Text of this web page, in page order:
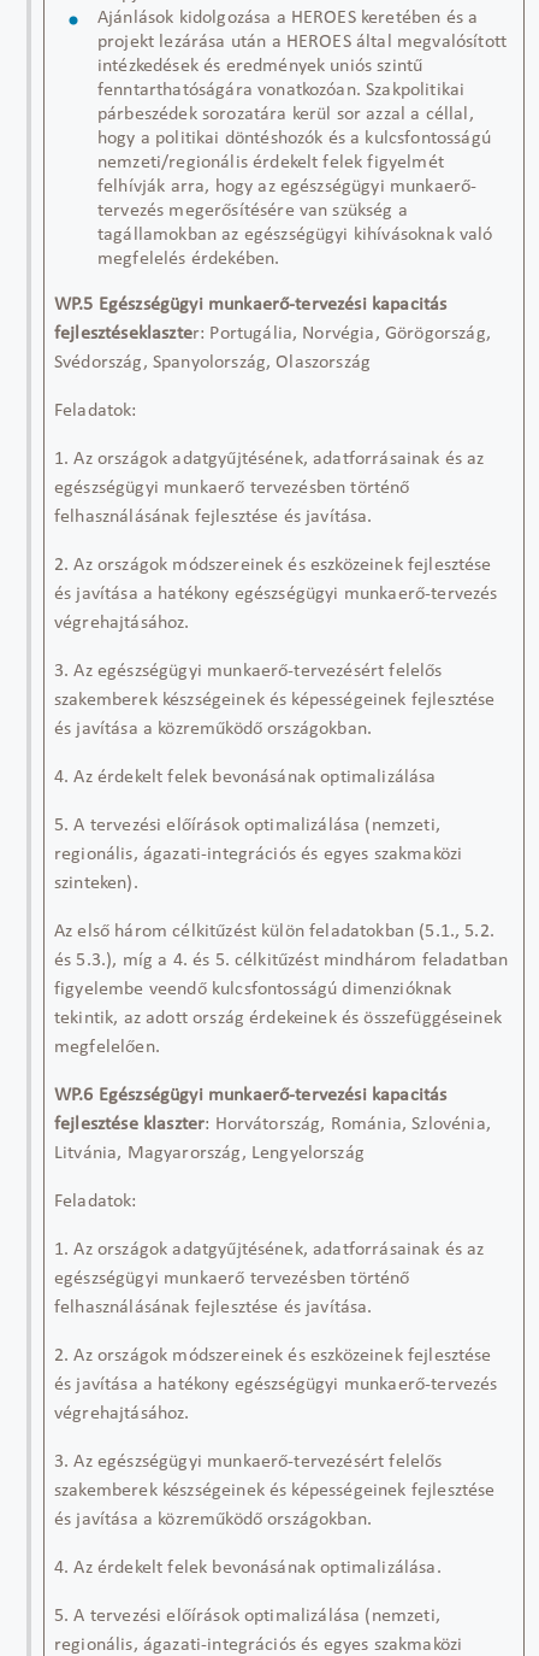
Ajánlások kidolgozása a HEROES keretében és a
projekt lezárása után a HEROES által megvalósított
intézkedések és eredmények uniós szintű
fenntarthatóságára vonatkozóan. Szakpolitikai
párbeszédek sorozatára kerül sor azzal a céllal,
hogy a politikai döntéshozók és a kulcsfontosságú
nemzeti/regionális érdekelt felek figyelmét
felhívják arra, hogy az egészségügyi munkaerő-
tervezés megerősítésére van szükség a
tagállamokban az egészségügyi kihívásoknak való
megfelelés érdekében.
WP.5 Egészségügyi munkaerő-tervezési kapacitás
fejlesztéseklaszter: Portugá ia, Norvégia, Görögország,
Svédország, Spanyolország, Olaszország
Feladatok:
1. Az országok adatgyűjtésének, adatforrásainak és az
egészségügyi munkaerő tervezésben történő
felhasználásának fejlesztése és javítása.
2. Az országok módszereinek és eszközeinek fejlesztése
és javítása a hatékony egészségügyi munkaerő-tervezés
végrehajtásához.
3. Az egészségügyi munkaerő-tervezésért felelős
szakemberek készségeinek és képességeinek fejlesztése
és javítása a közreműködő országokban.
4. Az érdekelt felek bevonásának optimalizálása
5. A tervezési előírások optimalizálása (nemzeti,
regionális, ágazati-integrációs és egyes szakmaközi
szinteken).
Az első három célkitűzést külön feladatokban (5.1., 5.2.
és 5.3.), míg a 4. és 5. célkitűzést mindhárom feladatban
figyelembe veendő kulcsfontosságú dimenzióknak
tekintik, az adott ország érdekeinek és összefüggéseinek
megfelelően.
WP.6 Egészségügyi munkaerő-tervezési kapacitás
fejlesztése klaszter: Horvátország, Románia, Szlovénia,
Litvánia, Magyarország, Lengyelország
Feladatok:
1. Az országok adatgyűjtésének, adatforrásainak és az
egészségügyi munkaerő tervezésben történő
felhasználásának fejlesztése és javítása.
2. Az országok módszereinek és eszközeinek fejlesztése
és javítása a hatékony egészségügyi munkaerő-tervezés
végrehajtásához.
3. Az egészségügyi munkaerő-tervezésért felelős
szakemberek készségeinek és képességeinek fejlesztése
és javítása a közreműködő országokban.
4. Az érdekelt felek bevonásának optimalizálása.
5. A tervezési előírások optimalizálása (nemzeti,
regionális, ágazati-integrációs és egyes szakmaközi